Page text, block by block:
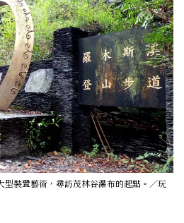
型裝置藝術，尋訪茂林谷瀑布的起點。／玩